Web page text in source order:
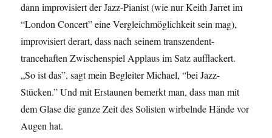
dann improvisiert der Jazz-Pianist (wie nur Keith Jarret im
“London Concert” eine Vergleichmöglichkeit sein mag),
improvisiert derart, dass nach seinem transzendent-
trancehaften Zwischenspiel Applaus im Satz aufflackert.
„So ist das”, sagt mein Begleiter Michael, “bei Jazz-
Stücken.” Und mit Erstaunen bemerkt man, dass man mit
dem Glase die ganze Zeit des Solisten wirbelnde Hände vor
Augen hat.